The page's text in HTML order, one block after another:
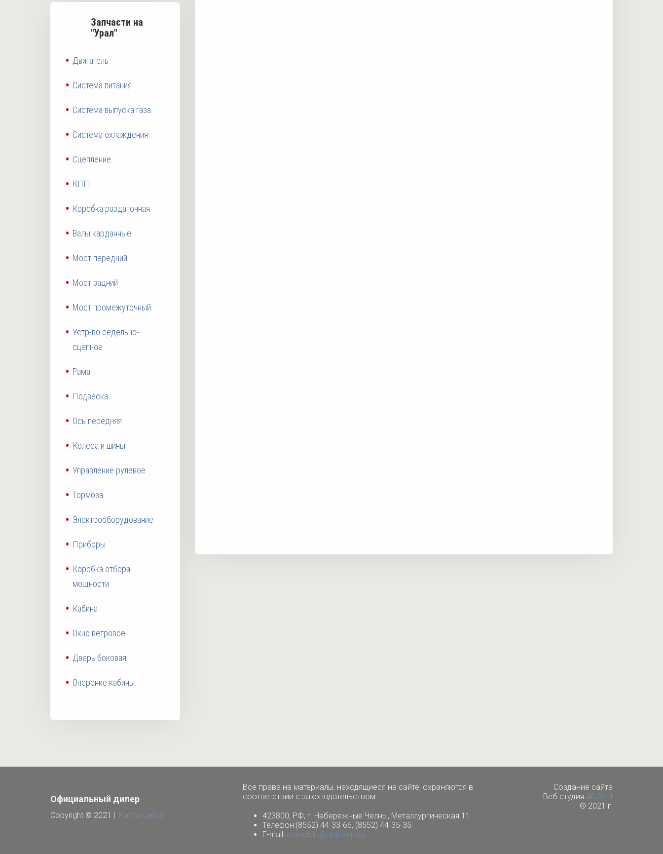
Запчасти на
"Урал"
Двигатель
Система питания
Система выпуска газа
Система охлаждения
Сцепление
КПП
Коробка раздаточная
Валы карданные
Мост передний
Мост задний
Мост промежуточный
Устр-во седельно-
сцепное
Рама
Подвеска
Ось передняя
Колеса и шины
Управление рулевое
Тормоза
Электрооборудование
Приборы
Коробка отбора
мощности
Кабина
Окно ветровое
Дверь боковая
Оперение кабины
Официальный дилер
Copyright © 2021 | Карта сайта
Все права на материалы, находящиеся на сайте, охраняются в
соответствии с законодательством.
423800, РФ, г. Набережные Челны, Металлургическая 11
Телефон:(8552) 44-33-66, (8552) 44-35-35.
E-mail: complekt@apksouz.ru
Cоздание сайта
Веб студия AD Soft
© 2021 г.